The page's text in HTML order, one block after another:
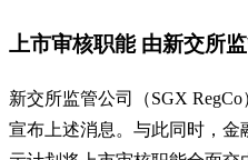
上市审核职能 由新交所
新交所监管公司（SGX
宣布上述消息。与此同时，